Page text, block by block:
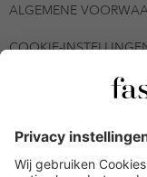
ALGEMENE
COOKIE-
© 2026
*De kortingsbon
fashionette.nl/